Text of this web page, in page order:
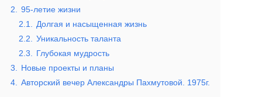
2.
95-летие жизни
2.1.
Долгая и насыщенная жизнь
2.2.
Уникальность таланта
2.3.
Глубокая мудрость
3.
Новые проекты и планы
4.
Авторский вечер Александры Пахмутовой. 1975г.